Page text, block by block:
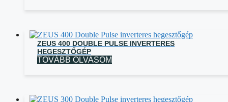
ZEUS 400 DOUBLE PULSE INVERTERES
HEGESZTŐGÉP
TOVÁBB OLVASOM